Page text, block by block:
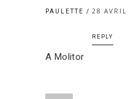
PAULETTE 28
REPLY
A Molitor